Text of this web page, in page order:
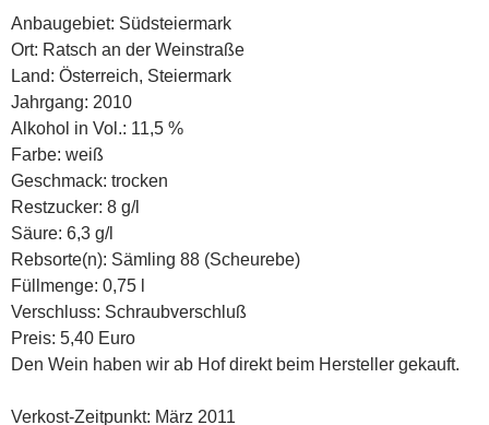
Anbaugebiet: Südsteiermark
Ort: Ratsch an der Weinstraße
Land: Österreich, Steiermark
Jahrgang: 2010
Alkohol in Vol.: 11,5 %
Farbe: weiß
Geschmack: trocken
Restzucker: 8 g/l
Säure: 6,3 g/l
Rebsorte(n): Sämling 88 (Scheurebe)
Füllmenge: 0,75 l
Verschluss: Schraubverschluß
Preis: 5,40 Euro
Den Wein haben wir ab Hof direkt beim Hersteller gekauft.
Verkost-Zeitpunkt: März 2011